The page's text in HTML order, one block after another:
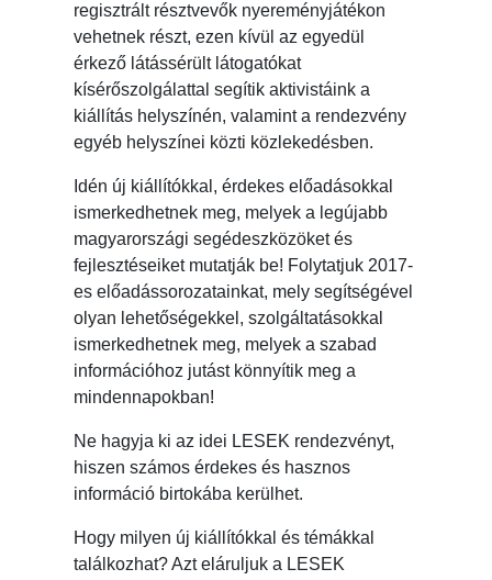
regisztrált résztvevők nyereményjátékon
vehetnek részt, ezen kívül az egyedül
érkező látássérült látogatókat
kísérőszolgálattal segítik aktivistáink a
kiállítás helyszínén, valamint a rendezvény
egyéb helyszínei közti közlekedésben.
Idén új kiállítókkal, érdekes előadásokkal
ismerkedhetnek meg, melyek a legújabb
magyarországi segédeszközöket és
fejlesztéseiket mutatják be! Folytatjuk 2017-
es előadássorozatainkat, mely segítségével
olyan lehetőségekkel, szolgáltatásokkal
ismerkedhetnek meg, melyek a szabad
információhoz jutást könnyítik meg a
mindennapokban!
Ne hagyja ki az idei LESEK rendezvényt,
hiszen számos érdekes és hasznos
információ birtokába kerülhet.
Hogy milyen új kiállítókkal és témákkal
találkozhat? Azt eláruljuk a LESEK